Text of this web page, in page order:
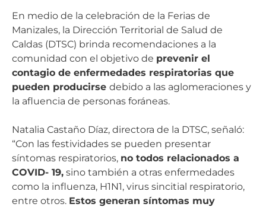
En medio de la celebración de la Ferias de
Manizales, la Dirección Territorial de Salud de
Caldas (DTSC) brinda recomendaciones a la
comunidad con el objetivo de prevenir el
contagio de enfermedades respiratorias que
pueden producirse debido a las aglomeraciones y
la afluencia de personas foráneas.
Natalia Castaño Díaz, directora de la DTSC, señaló:
“Con las festividades se pueden presentar
síntomas respiratorios, no todos relacionados a
COVID- 19, sino también a otras enfermedades
como la influenza, H1N1, virus sincitial respiratorio,
entre otros. Estos generan síntomas muy